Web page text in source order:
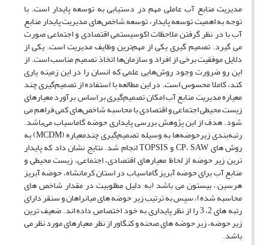
مدیریت منابع آب عاملی مهم در دستیابی به توسعه پایدار است. با
توجه به اهمیت توسعه پایدار، توسعه شاخص‌های مدیریت پایدار منابع
آب با در نظر گرفتن ملاحظات اکوسیستمی اقتصادی و اجتماعی صورت
می گیرد. تصمیم گیری یکی از مهم‌ترین وظایف مدیریت است. یکی از
دلایل موفقیت برخی از افراد و سازمان‌ها اتخاذ تصمیم مناسب است. از
این رو ضرورت وجود روش‌هایی علمی که انسان را در این زمینه یاری
کند، کاملا محسوس است. در این مطالعه با استفاده از تصمیم‌گیری چند
معیاره مدیریت منابع آب امکان تصمیم‌گیری بر اساس برآورد معیارهای
زیست محیطی اجتماعی و اقتصادی با محاسبه شاخص‌های کمی فراهم می
شود. هدف از این پژوهش بررسی پایداری حوضه گاماسیاب می‌باشد.
رتبه‌بندی زیر‌حوضه‌ها به وسیله تصمیم‌گیری چند‌معیاره (MCDM) به
روش های CP، SAW و TOPSIS انجام شد. نتایج نشان داد که پایدار
ترین زیر حوضه از لحاظ معیارهای اقتصادی، اجتماعی، زیست محیطی و
منابع آب برای حوضه آبریز گاماسیاب در استان کرمانشاه، حوضه آبریز
هرسین – بیستون می باشد (به دلیل مطلوبیت در مقدار شاخص های
محاسبه شده)، سپس به ترتیب زیر حوضه های میانراهان و سنقر دارای
رتبه های 2، 3 را از نظر پایداری به خود اختصاص داده اند. ضعیف ترین
زیر حوضه، زیر حوضه های صحنه و کنگاور از نظر معیارهای مورد نظر می
باشد.